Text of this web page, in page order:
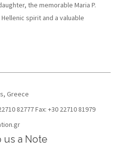
the memorable Maria P.
spirit and a valuable
Greece
82777 Fax: +30 22710 81979
us a Note